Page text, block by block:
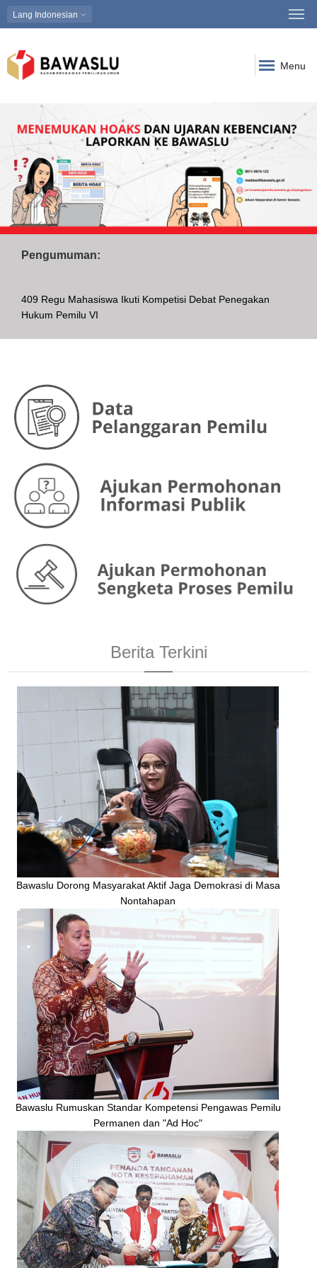
Lang Indonesian
Menu
Pengumuman:
Hukum Pemilu VI
Berita Terkini
Bawaslu Dorong Masyarakat Aktif Jaga Demokrasi di Masa
Nontahapan
Bawaslu Rumuskan Standar Kompetensi Pengawas Pemilu
Permanen dan "Ad Hoc"